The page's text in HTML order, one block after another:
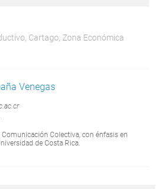
Cartago Zona Económica
Venegas
Comunicación Colectiva, con énfasis en
de Costa Rica.